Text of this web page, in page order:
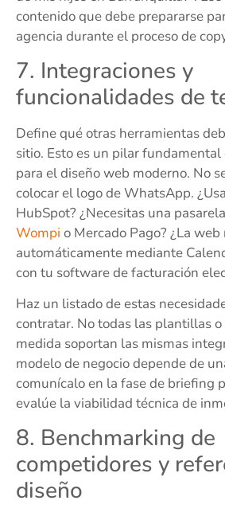
contenido que debe prepararse
agencia durante el proceso de
7. Integraciones y
funcionalidades de
Define qué otras herramientas
sitio. Esto es un pilar
para el diseño web moderno. No
colocar el logo de WhatsApp.
HubSpot? ¿Necesitas una
Wompi o Mercado Pago? ¿La
automáticamente mediante
con tu software de facturación
Haz un listado de estas
contratar. No todas las plantillas o
medida soportan las mismas
modelo de negocio depende de
comunícalo en la fase de briefing
evalúe la viabilidad técnica de
8. Benchmarking de
competidores y
diseño